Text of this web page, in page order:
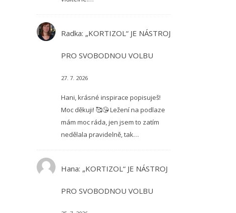
Radka: „KORTIZOL“ JE NÁSTROJ
PRO SVOBODNOU VOLBU
27. 7. 2026
Hani, krásné inspirace popisuješ!
Moc děkuji! 🥰😘 Ležení na podlaze
mám moc ráda, jen jsem to zatím
nedělala pravidelně, tak…
Hana: „KORTIZOL“ JE NÁSTROJ
PRO SVOBODNOU VOLBU